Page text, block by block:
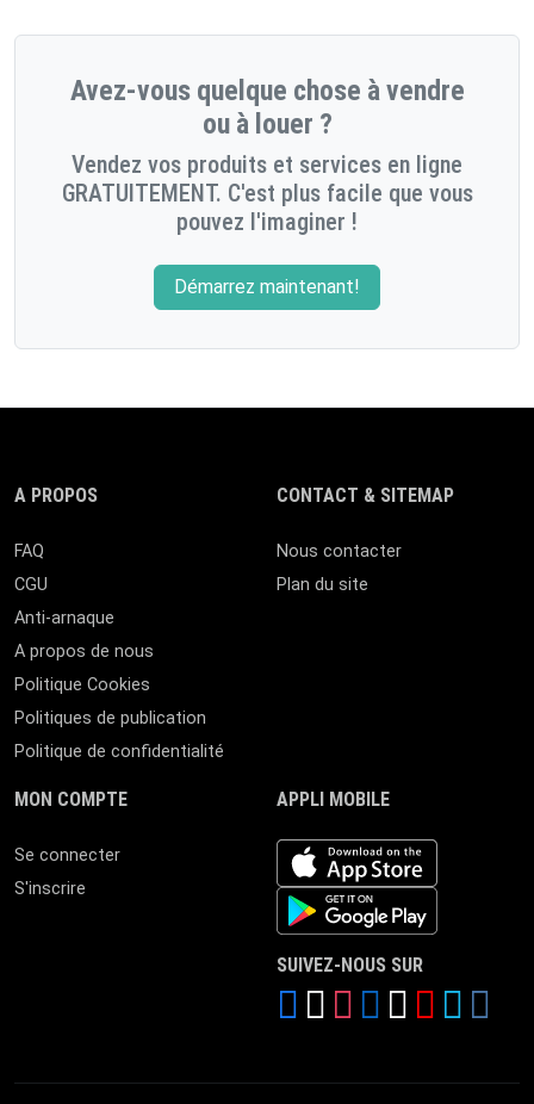
Avez-vous quelque chose à vendre
ou à louer ?
Vendez vos produits et services en ligne
GRATUITEMENT. C'est plus facile que vous
pouvez l'imaginer !
Démarrez maintenant!
A PROPOS
FAQ
CGU
Anti-arnaque
A propos de nous
Politique Cookies
Politiques de publication
Politique de confidentialité
CONTACT & SITEMAP
Nous contacter
Plan du site
MON COMPTE
Se connecter
S'inscrire
APPLI MOBILE
iOS app
Android App
SUIVEZ-NOUS SUR